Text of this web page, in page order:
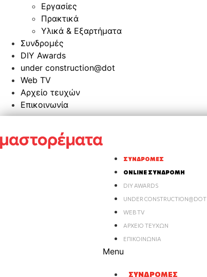
Εργασίες
Πρακτικά
Υλικά & Εξαρτήματα
Συνδρομές
DIY Awards
under construction@dot
Web TV
Αρχείο τευχών
Επικοινωνία
ΣΥΝΔΡΟΜΈΣ
ONLINE ΣΥΝΔΡΟΜΉ
DIY AWARDS
UNDER CONSTRUCTION@DOT
WEB TV
ΑΡΧΕΊΟ ΤΕΥΧΏΝ
ΕΠΙΚΟΙΝΩΝΊΑ
Menu
ΣΥΝΔΡΟΜΈΣ